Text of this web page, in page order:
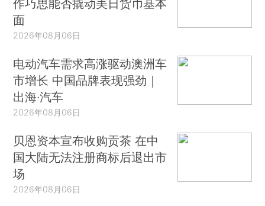
作巧思能否撬动美日货币基本
面
2026年08月06日
电动汽车需求高涨驱动澳洲车
市增长 中国品牌表现强劲｜
出海·汽车
2026年08月06日
贝恩资本宣布收购贡茶 在中
国大陆无法注册商标后退出市
场
2026年08月06日